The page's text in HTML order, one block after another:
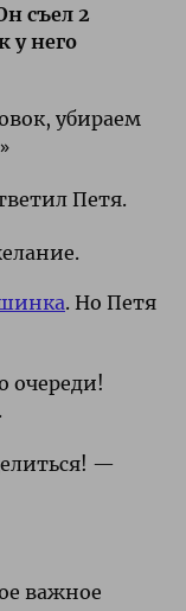
съел 2
у него
убираем
Петя.
. Но Петя
очереди!
—
важное